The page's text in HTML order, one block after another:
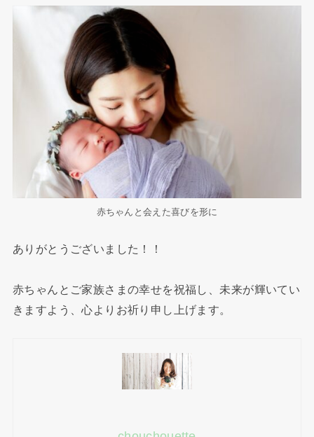
赤ちゃんと会えた喜びを形に
ありがとうございました！！
赤ちゃんとご家族さまの幸せを祝福し、未来が輝いてい
きますよう、心よりお祈り申し上げます。